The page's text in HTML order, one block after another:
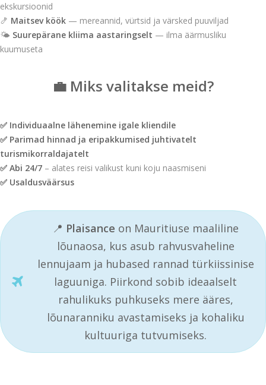
ekskursioonid
🍤 Maitsev köök — mereannid, vürtsid ja värsked puuviljad
🌤 Suurepärane kliima aastaringselt — ilma äärmusliku
kuumuseta
💼 Miks valitakse meid?
✅ Individuaalne lähenemine igale kliendile
✅ Parimad hinnad ja eripakkumised juhtivatelt
turismikorraldajatelt
✅ Abi 24/7 – alates reisi valikust kuni koju naasmiseni
✅ Usaldusväärsus
📍 Plaisance on Mauritiuse maaliline
lõunaosa, kus asub rahvusvaheline
lennujaam ja hubased rannad türkiissinise
laguuniga. Piirkond sobib ideaalselt
rahulikuks puhkuseks mere ääres,
lõunaranniku avastamiseks ja kohaliku
kultuuriga tutvumiseks.